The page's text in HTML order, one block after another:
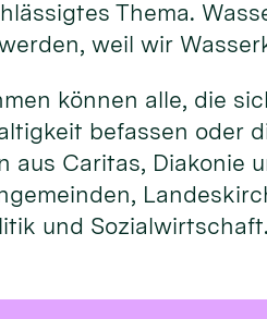
Thema.
weil wir
können alle, die
befassen oder
aus Caritas, Diakonie
und Sozialwirtschaft.